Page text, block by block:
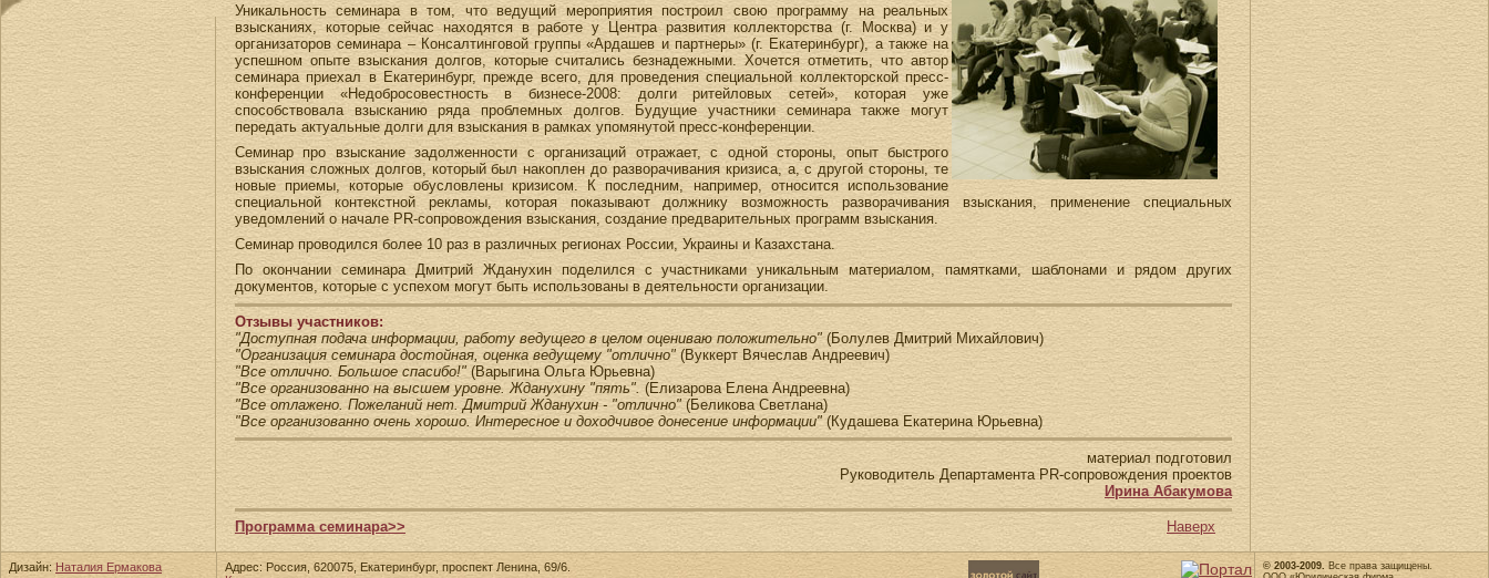
Уникальность семинара в том, что ведущий мероприятия построил свою программу на реальных
взысканиях, которые сейчас находятся в работе у Центра развития коллекторства (г. Москва) и у
организаторов семинара – Консалтинговой группы «Ардашев и партнеры» (г. Екатеринбург), а также на
успешном опыте взыскания долгов, которые считались безнадежными. Хочется отметить, что автор
семинара приехал в Екатеринбург, прежде всего, для проведения специальной коллекторской пресс-
конференции «Недобросовестность в бизнесе-2008: долги ритейловых сетей», которая уже
способствовала взысканию ряда проблемных долгов. Будущие участники семинара также могут
передать актуальные долги для взыскания в рамках упомянутой пресс-конференции.
Семинар про взыскание задолженности с организаций отражает, с одной стороны, опыт быстрого
взыскания сложных долгов, который был накоплен до разворачивания кризиса, а, с другой стороны, те
новые приемы, которые обусловлены кризисом. К последним, например, относится использование
специальной контекстной рекламы, которая показывают должнику возможность разворачивания взыскания, применение специальных
уведомлений о начале PR-сопровождения взыскания, создание предварительных программ взыскания.
Семинар проводился более 10 раз в различных регионах России, Украины и Казахстана.
По окончании семинара Дмитрий Жданухин поделился с участниками уникальным материалом, памятками, шаблонами и рядом других
документов, которые с успехом могут быть использованы в деятельности организации.
Отзывы участников:
"Доступная подача информации, работу ведущего в целом оцениваю положительно"(Болулев Дмитрий Михайлович)
"Организация семинара достойная, оценка ведущему "отлично" (Вуккерт Вячеслав Андреевич)
"Все отлично. Большое спасибо!" (Варыгина Ольга Юрьевна)
"Все организованно на высшем уровне. Жданухину "пять". (Елизарова Елена Андреевна)
"Все отлажено. Пожеланий нет. Дмитрий Жданухин - "отлично"(Беликова Светлана)
"Все организованно очень хорошо. Интересное и доходчивое донесение информации"(Кудашева Екатерина Юрьевна)
материал подготовил
Руководитель Департамента PR-сопровождения проектов
Ирина Абакумова
Программа семинара>> Наверх
Дизайн: Наталия Ермакова
Адрес: Россия, 620075, Екатеринбург, проспект Ленина, 69/6.
© 2003-2009. Все права защищены.